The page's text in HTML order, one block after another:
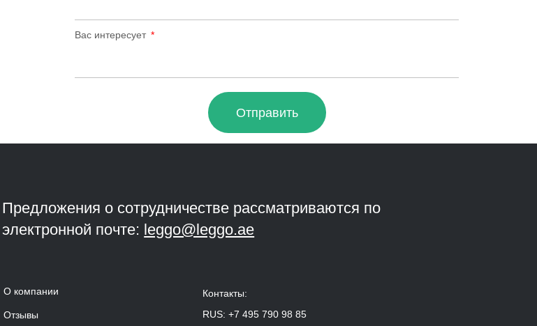
Вас интересует
Отправить
Предложения о сотрудничестве рассматриваются по
электронной почте: leggo@leggo.ae
О компании
Отзывы
Контакты:
RUS: +7 495 790 98 85